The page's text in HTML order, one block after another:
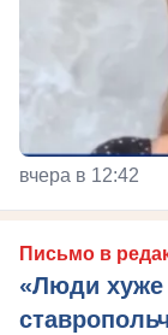
вчера в 12:42
Письмо в
«Люди хуже